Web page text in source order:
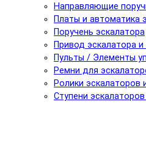
Направляющие
Платы и автоматика
Поручень эскалатора
Привод эскалатора
Пульты / Элементы
Ремни для
Ролики эскалаторов
Ступени